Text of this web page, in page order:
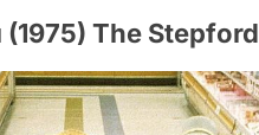
(1975) The